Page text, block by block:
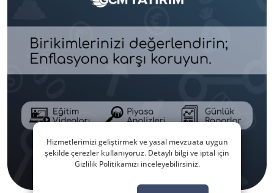
Hizmetlerimizi geliştirmek ve yasal mevzuata uygun
şekilde çerezler kullanıyoruz. Detaylı bilgi ve iptal için
Gizlilik Politikamızı inceleyebilirsiniz.